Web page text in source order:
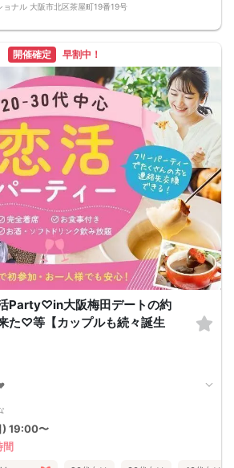
でも一緒に婚活、恋活しちゃいましょう
ル2F
19号
・茶屋町ど真ん中♪
イン・各種アルコール含) 飲み放題
ーさんがシェィクの本格カクテル)
経営・上場企業・自営業・年収500万以上・一つ該当
加していただいておられます。
致します♪
流できます♪
いました。
ご縁を大切に♪
ョナル 大阪市北区茶屋町19番19号
開催確定 早割中！
Party♡in大阪梅田デートの約
た♡等【カップルも続々誕生
す♫
な
) 19:00〜
間